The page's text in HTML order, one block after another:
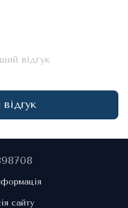
відгук
сайту